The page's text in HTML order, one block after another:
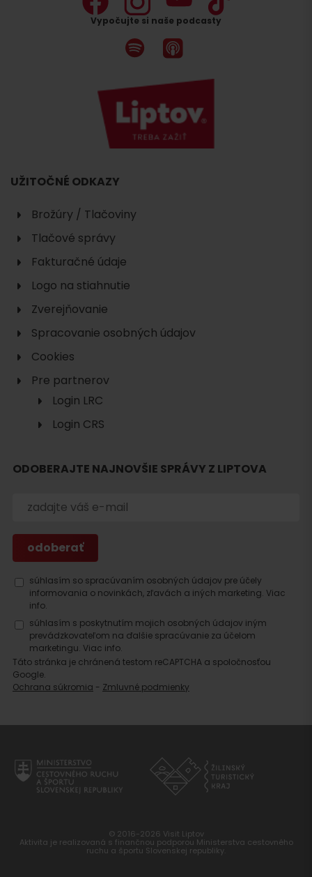
Hľadať
ubytovanie
Vypočujte si naše podcasty
UŽITOČNÉ ODKAZY
Brožúry / Tlačoviny
Tlačové správy
Fakturačné údaje
Logo na stiahnutie
Zverejňovanie
Spracovanie osobných údajov
Cookies
Pre partnerov
Login LRC
Login CRS
ODOBERAJTE NAJNOVŠIE SPRÁVY Z LIPTOVA
súhlasím so spracúvaním osobných údajov pre účely
informovania o novinkách, zľavách a iných marketing. Viac
info.
súhlasím s poskytnutím mojich osobných údajov iným
prevádzkovateľom na ďalšie spracúvanie za účelom
marketingu. Viac info.
Táto stránka je chránená testom reCAPTCHA a spoločnosťou
Google.
Ochrana súkromia - Zmluvné podmienky
© 2016-2026 Visit Liptov
Aktivita je realizovaná s finančnou podporou Ministerstva cestovného
ruchu a športu Slovenskej republiky.